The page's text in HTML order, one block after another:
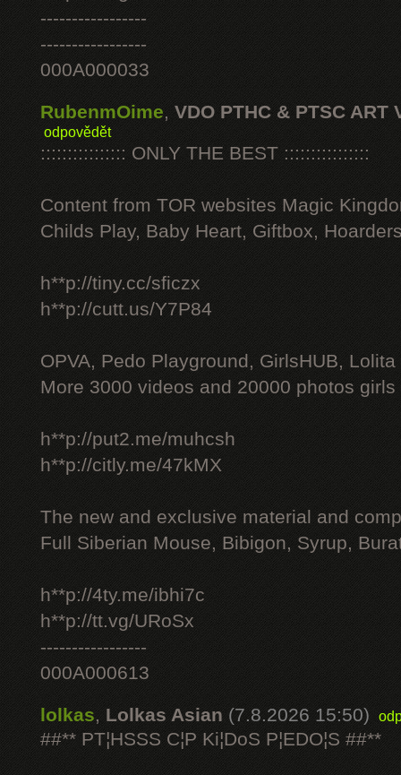
-----------------
-----------------
000A000033
RubenmOime, VDO PTHC & PTSC ART
odpovědět
:::::::::::::::: ONLY THE BEST ::::::::::::::::
Content from TOR websites Magic
Childs Play, Baby Heart, Giftbox,
h**p://tiny.cc/sficzx
h**p://cutt.us/Y7P84
OPVA, Pedo Playground, GirlsHUB, Lolita
More 3000 videos and 20000 photos
h**p://put2.me/muhcsh
h**p://citly.me/47kMX
The new and exclusive material and
Full Siberian Mouse, Bibigon, Syrup,
h**p://4ty.me/ibhi7c
h**p://tt.vg/URoSx
-----------------
000A000613
lolkas, Lolkas Asian (7.8.2026 15:50)
##** PT¦HSSS C¦P Ki¦DoS P¦EDO¦S ##**